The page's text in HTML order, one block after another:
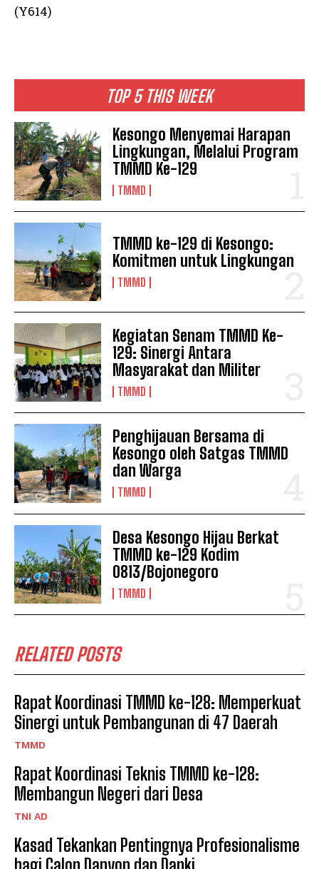
TOP 5 THIS WEEK
Kesongo Menyemai Harapan
Lingkungan, Melalui Program
TMMD Ke-129
TMMD
TMMD ke-129 di Kesongo:
Komitmen untuk Lingkungan
TMMD
Kegiatan Senam TMMD Ke-
129: Sinergi Antara
Masyarakat dan Militer
TMMD
Penghijauan Bersama di
Kesongo oleh Satgas TMMD
dan Warga
TMMD
Desa Kesongo Hijau Berkat
TMMD ke-129 Kodim
0813/Bojonegoro
TMMD
RELATED POSTS
Rapat Koordinasi TMMD ke-128: Memperkuat
Sinergi untuk Pembangunan di 47 Daerah
TMMD
Rapat Koordinasi Teknis TMMD ke-128:
Membangun Negeri dari Desa
TNI AD
Kasad Tekankan Pentingnya Profesionalisme
(Y614)